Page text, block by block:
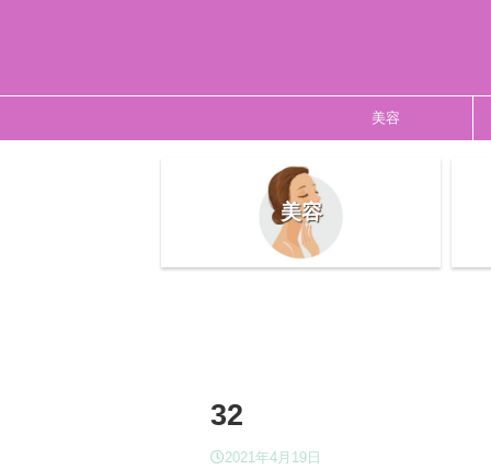
美容
美容
32
2021年4月19日